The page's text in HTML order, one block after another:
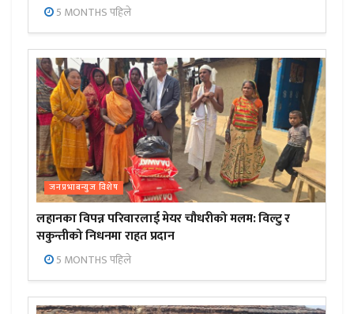
5 MONTHS पहिले
जनप्रभाबन्युज विशेष
लहानका विपन्न परिवारलाई मेयर चौधरीको मलम: विल्टु र
सकुन्तीको निधनमा राहत प्रदान
5 MONTHS पहिले